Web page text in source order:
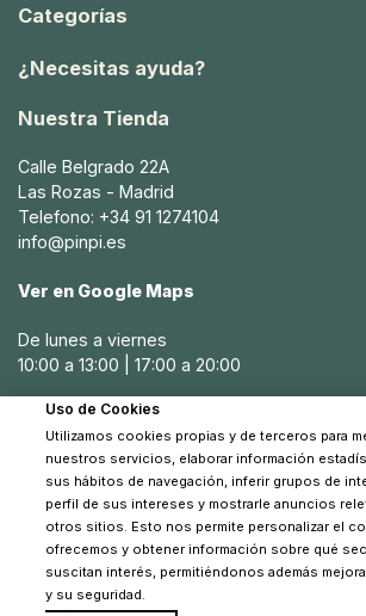
Categorías
¿Necesitas ayuda?
Nuestra Tienda
Calle Belgrado 22A
Las Rozas - Madrid
Telefono: +34 91 1274104
info@pinpi.es
Ver en Google Maps
De lunes a viernes
10:00 a 13:00 | 17:00 a 20:00
Sábados
10:30 a 14:00
Uso de Cookies
Utilizamos cookies propias y de terceros para
nuestros servicios, elaborar información
sus hábitos de navegación, inferir grupos de
perfil de sus intereses y mostrarle anuncios
otros sitios. Esto nos permite personalizar el
ofrecemos y obtener información sobre qué
suscitan interés, permitiéndonos además
y su seguridad.